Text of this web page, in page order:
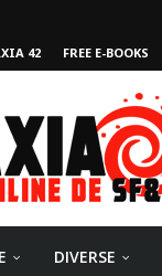
42 FREE E-BOOKS
DIVERSE